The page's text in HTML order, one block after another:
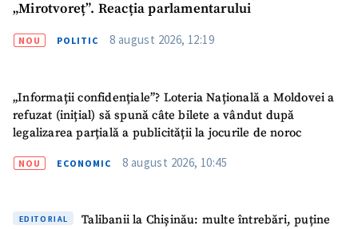
„Mirotvoreț”. Reacția parlamentarului
NOU POLITIC 8 august 2026, 12:19
„Informații confidențiale”? Loteria Națională a Moldovei a
refuzat (inițial) să spună câte bilete a vândut după
legalizarea parțială a publicității la jocurile de noroc
NOU ECONOMIC 8 august 2026, 10:45
EDITORIAL
Talibanii la Chișinău: multe întrebări, puține